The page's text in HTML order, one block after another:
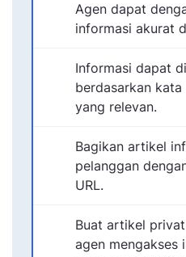
Agen dapat
informasi akurat
Informasi dapat
berdasarkan
yang relevan.
Bagikan artikel
pelanggan
URL.
Buat artikel
agen mengakses